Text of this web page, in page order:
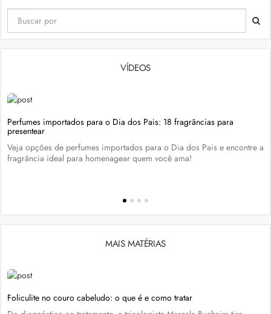
VÍDEOS
Perfumes importados para o Dia dos Pais: 18 fragrâncias para
presentear
Veja opções de perfumes importados para o Dia dos Pais e encontre a
fragrância ideal para homenagear quem você ama!
MAIS MATÉRIAS
Foliculite no couro cabeludo: o que é e como tratar